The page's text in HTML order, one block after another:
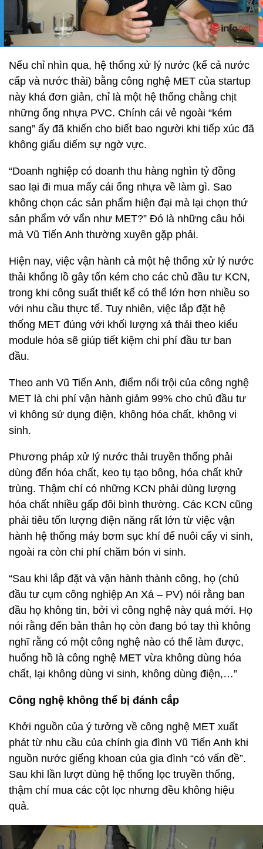
Nếu chỉ nhìn qua, hệ thống xử lý nước (kể cả nước
cấp và nước thải) bằng công nghệ MET của startup
này khá đơn giản, chỉ là một hệ thống chằng chịt
những ống nhựa PVC. Chính cái vẻ ngoài “kém
sang” ấy đã khiến cho biết bao người khi tiếp xúc đã
không giấu diếm sự ngờ vực.
“Doanh nghiệp có doanh thu hàng nghìn tỷ đồng
sao lại đi mua mấy cái ống nhựa về làm gì. Sao
không chọn các sản phẩm hiện đại mà lại chọn thứ
sản phẩm vớ vẩn như MET?” Đó là những câu hỏi
mà Vũ Tiến Anh thường xuyên gặp phải.
Hiện nay, việc vận hành cả một hệ thống xử lý nước
thải khổng lồ gây tốn kém cho các chủ đầu tư KCN,
trong khi công suất thiết kế có thể lớn hơn nhiều so
với nhu cầu thực tế. Tuy nhiên, việc lắp đặt hệ
thống MET đúng với khối lượng xả thải theo kiểu
module hóa sẽ giúp tiết kiệm chi phí đầu tư ban
đầu.
Theo anh Vũ Tiến Anh, điểm nổi trội của công nghệ
MET là chi phí vận hành giảm 99% cho chủ đầu tư
vì không sử dụng điện, không hóa chất, không vi
sinh.
Phương pháp xử lý nước thải truyền thống phải
dùng đến hóa chất, keo tụ tạo bông, hóa chất khử
trùng. Thậm chí có những KCN phải dùng lượng
hóa chất nhiều gấp đôi bình thường. Các KCN cũng
phải tiêu tốn lượng điện năng rất lớn từ việc vận
hành hệ thống máy bơm sục khí để nuôi cấy vi sinh,
ngoài ra còn chi phí chăm bón vi sinh.
“Sau khi lắp đặt và vận hành thành công, họ (chủ
đầu tư cụm công nghiệp An Xá – PV) nói rằng ban
đầu họ không tin, bởi vì công nghệ này quá mới. Họ
nói rằng đến bản thân họ còn đang bó tay thì không
nghĩ rằng có một công nghệ nào có thể làm được,
huống hồ là công nghệ MET vừa không dùng hóa
chất, lại không dùng vi sinh, không dùng điện,…”
Công nghệ không thể bị đánh cắp
Khởi nguồn của ý tưởng về công nghệ MET xuất
phát từ nhu cầu của chính gia đình Vũ Tiến Anh khi
nguồn nước giếng khoan của gia đình “có vấn đề”.
Sau khi lần lượt dùng hệ thống lọc truyền thống,
thậm chí mua các cột lọc nhưng đều không hiệu
quả.